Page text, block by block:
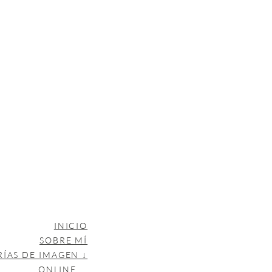
INICIO
SOBRE MÍ
DE IMAGEN ↓
ONLINE